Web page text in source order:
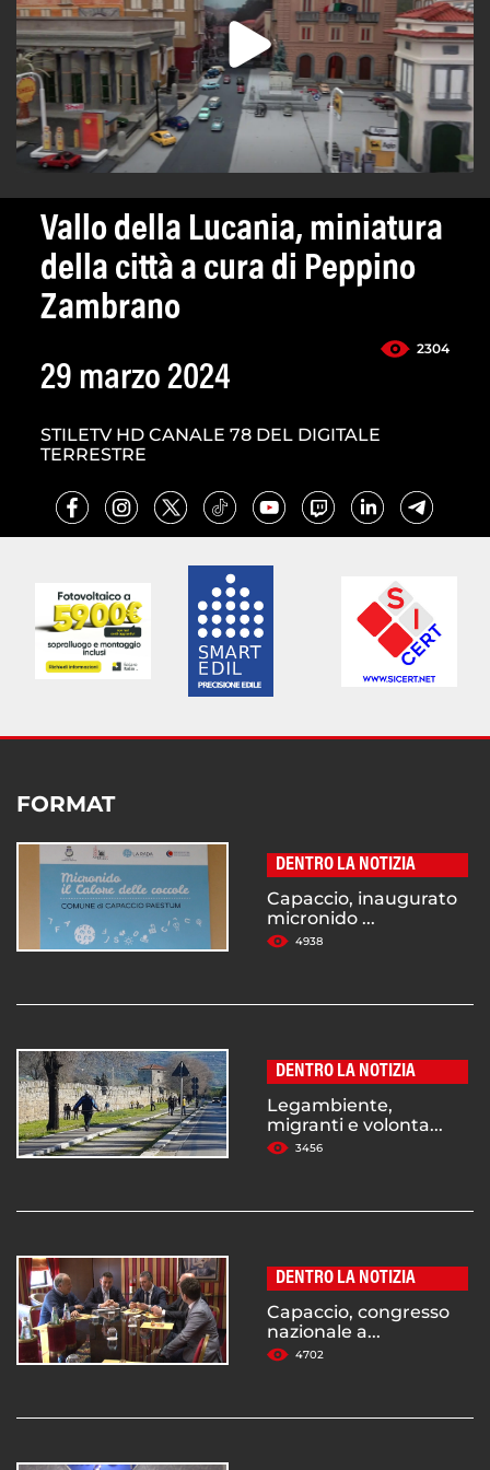
Vallo della Lucania, miniatura
della città a cura di Peppino
Zambrano
2304
29 marzo 2024
STILETV HD CANALE 78 DEL DIGITALE
TERRESTRE
FORMAT
DENTRO LA NOTIZIA
Capaccio, inaugurato
micronido ...
4938
DENTRO LA NOTIZIA
Legambiente,
migranti e volonta...
3456
DENTRO LA NOTIZIA
Capaccio, congresso
nazionale a...
4702